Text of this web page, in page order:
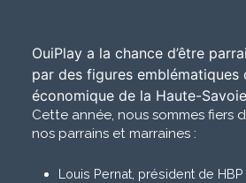
OuiPlay a la chance d’être
par des figures emblématiques
économique de la Haute-
Cette année, nous sommes fiers
nos parrains et marraines :
Louis Pernat, président de